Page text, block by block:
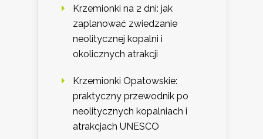
Krzemionki na 2 dni: jak
zaplanować zwiedzanie
neolitycznej kopalni i
okolicznych atrakcji
Krzemionki Opatowskie:
praktyczny przewodnik po
neolitycznych kopalniach i
atrakcjach UNESCO